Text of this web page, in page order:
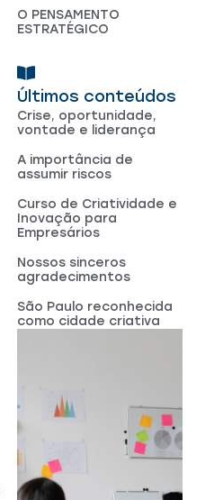
Últimos conteúdos
Crise, oportunidade,
vontade e liderança
A importância de
assumir riscos
Curso de Criatividade e
Inovação para
Empresários
Nossos sinceros
agradecimentos
São Paulo reconhecida
como cidade criativa
O PENSAMENTO
ESTRATÉGICO